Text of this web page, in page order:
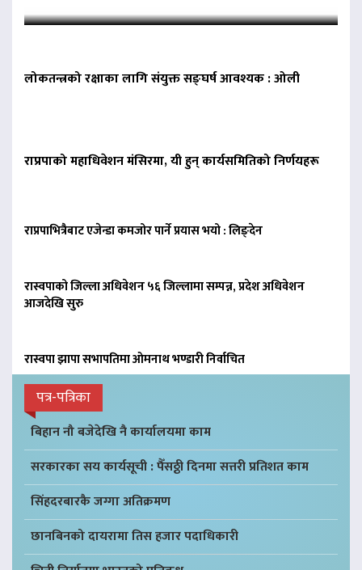
लोकतन्त्रको रक्षाका लागि संयुक्त सङ्घर्ष आवश्यक : ओली
राप्रपाको महाधिवेशन मंसिरमा, यी हुन् कार्यसमितिको निर्णयहरू
राप्रपाभित्रैबाट एजेन्डा कमजोर पार्ने प्रयास भयो : लिङ्देन
रास्वपाको जिल्ला अधिवेशन ५६ जिल्लामा सम्पन्न, प्रदेश अधिवेशन
आजदेखि सुरु
रास्वपा झापा सभापतिमा ओमनाथ भण्डारी निर्वाचित
पत्र-पत्रिका
बिहान नौ बजेदेखि नै कार्यालयमा काम
सरकारका सय कार्यसूची : पैँसठ्ठी दिनमा सत्तरी प्रतिशत काम
सिंहदरबारकै जग्गा अतिक्रमण
छानबिनको दायरामा तिस हजार पदाधिकारी